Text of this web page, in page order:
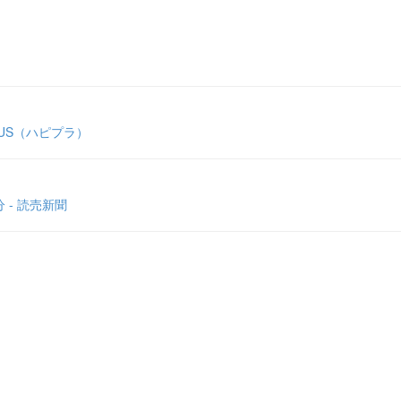
（ハピプラ）
- 読売新聞